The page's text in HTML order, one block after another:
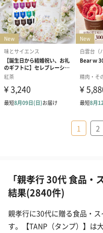
1 2
「親孝行 30代 食品
結果(2840件)
親孝行に30代に贈る食品・
す。【TANP（タンプ）】は